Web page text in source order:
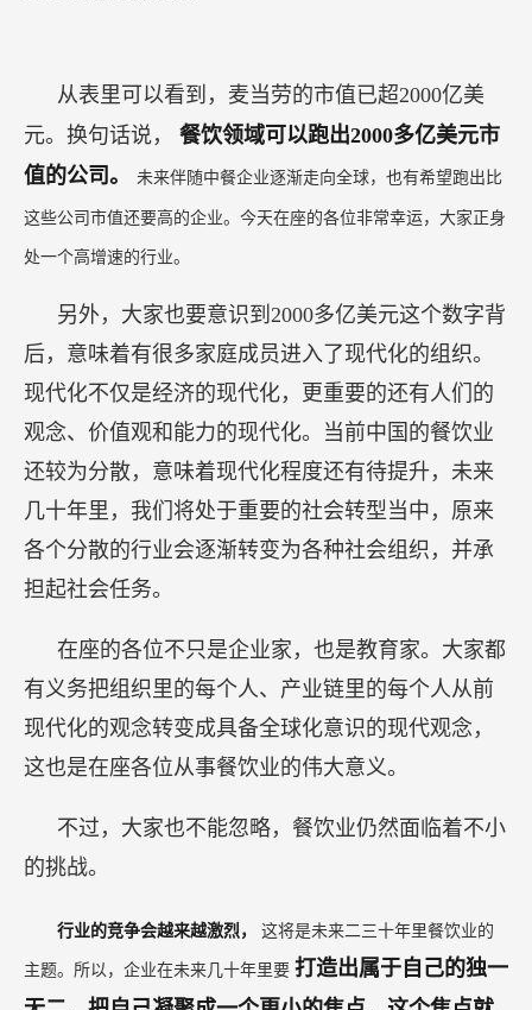
从表里可以看到，麦当劳的市值已超2000亿美
元。换句话说， 餐饮领域可以跑出2000多亿美元市
值的公司。
未来伴随中餐企业逐渐走向全球，也有希望跑出比
这些公司市值还要高的企业。今天在座的各位非常幸运，大家正身
处一个高增速的行业。
另外，大家也要意识到2000多亿美元这个数字背
后，意味着有很多家庭成员进入了现代化的组织。
现代化不仅是经济的现代化，更重要的还有人们的
观念、价值观和能力的现代化。当前中国的餐饮业
还较为分散，意味着现代化程度还有待提升，未来
几十年里，我们将处于重要的社会转型当中，原来
各个分散的行业会逐渐转变为各种社会组织，并承
担起社会任务。
在座的各位不只是企业家，也是教育家。大家都
有义务把组织里的每个人、产业链里的每个人从前
现代化的观念转变成具备全球化意识的现代观念，
这也是在座各位从事餐饮业的伟大意义。
不过，大家也不能忽略，餐饮业仍然面临着不小
的挑战。
行业的竞争会越来越激烈， 这将是未来二三十年里餐饮业的
主题。所以，企业在未来几十年里要 打造出属于自己的独一